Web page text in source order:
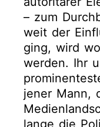
– zum
weit der
ging, wird
werden. Ihr
jener Mann,